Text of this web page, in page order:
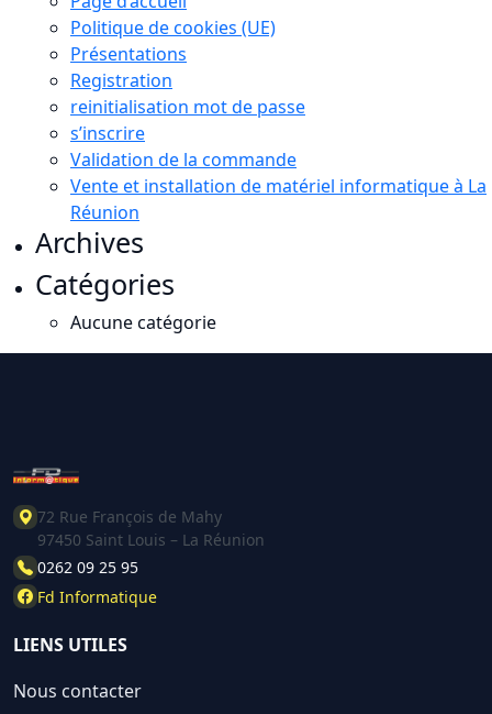
Politique de cookies (UE)
Présentations
Registration
reinitialisation mot de passe
s’inscrire
Validation de la commande
Vente et installation de matériel informatique à La
Réunion
Archives
Catégories
Aucune catégorie
72 Rue François de Mahy
97450 Saint Louis – La Réunion
0262 09 25 95
Fd Informatique
LIENS UTILES
Nous contacter